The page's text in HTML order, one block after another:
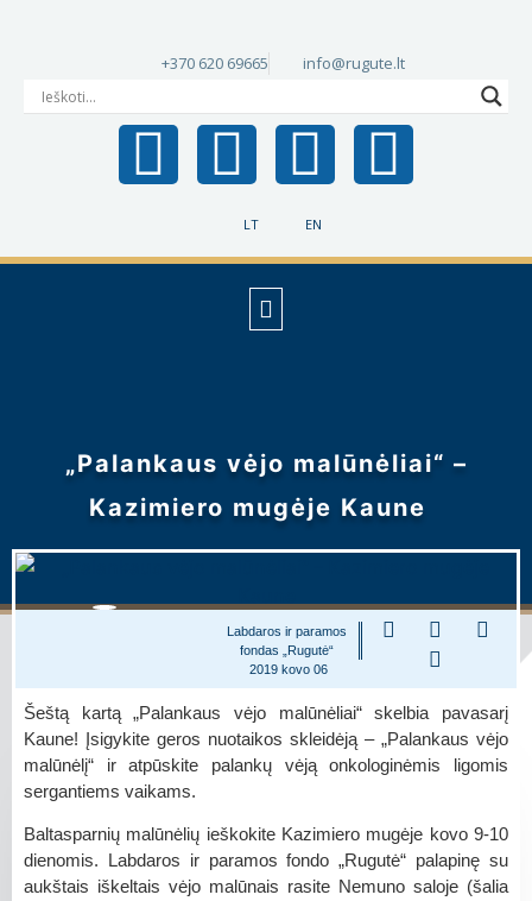
LT EN
+370 620 69665 info@rugute.lt
„Palankaus vėjo malūnėliai“ –
Kazimiero mugėje Kaune
Labdaros ir paramos
fondas „Rugutė“
2019 kovo 06
Šeštą kartą „Palankaus vėjo malūnėliai“ skelbia pavasarį
Kaune! Įsigykite geros nuotaikos skleidėją – „Palankaus vėjo
malūnėlį“ ir atpūskite palankų vėją onkologinėmis ligomis
sergantiems vaikams.
Baltasparnių malūnėlių ieškokite Kazimiero mugėje kovo 9-10
dienomis. Labdaros ir paramos fondo „Rugutė“ palapinę su
aukštais iškeltais vėjo malūnais rasite Nemuno saloje (šalia